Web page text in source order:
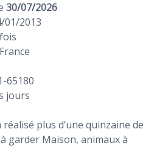
30/07/2026
01/2013
65180
jours
plus d’une quinzaine de
garder Maison, animaux à